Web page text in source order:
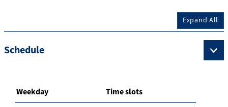
Expand All
Schedule
Weekday Time slots